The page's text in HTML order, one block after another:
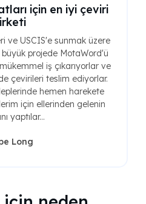
için en iyi çeviri
ve USCIS'e sunmak üzere
projede MotaWord'ü
iş çıkarıyorlar ve
çevirileri teslim ediyorlar.
hemen harekete
için ellerinden gelenin
yaptılar...
Long